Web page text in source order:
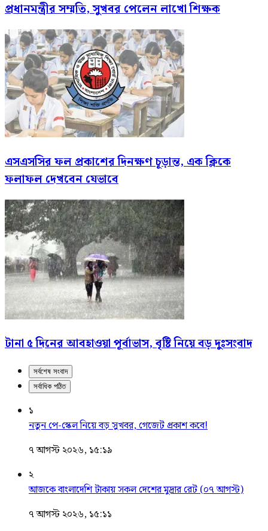
প্রধানমন্ত্রীর সম্মতি, সুখবর পেলেন লাখো শিক্ষক
এসএসসির ফল প্রকাশের দিনক্ষণ চূড়ান্ত, এক ক্লিকে
ফলাফল দেখবেন যেভাবে
টানা ৫ দিনের আবহাওয়া পূর্বাভাস, বৃষ্টি নিয়ে বড় দুঃসংবাদ
সর্বশেষ সংবাদ
সর্বাধিক পঠিত
১
নতুন পে-স্কেল নিয়ে বড় সুখবর, গেজেট প্রকাশ কবে!
৭ আগস্ট ২০২৬, ১৫:১৯
২
আজকে বাংলাদেশি টাকায় সকল দেশের মুদ্রার রেট (০৭ আগস্ট)
৭ আগস্ট ২০২৬, ১৫:১১